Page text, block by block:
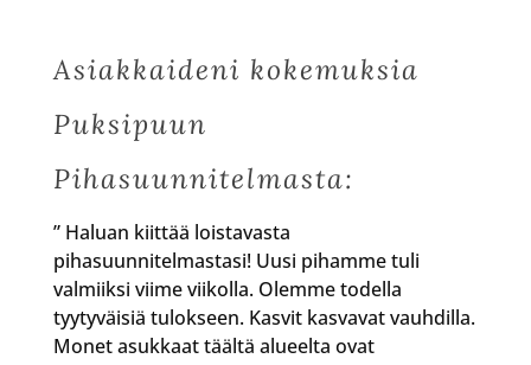
Asiakkaideni kokemuksia
Puksipuun
Pihasuunnitelmasta:
” Haluan kiittää loistavasta
pihasuunnitelmastasi! Uusi pihamme tuli
valmiiksi viime viikolla. Olemme todella
tyytyväisiä tulokseen. Kasvit kasvavat vauhdilla.
Monet asukkaat täältä alueelta ovat